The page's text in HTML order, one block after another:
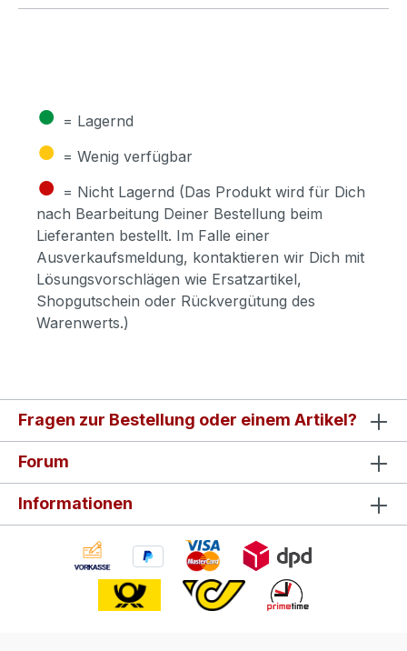
● = Lagernd
● = Wenig verfügbar
● = Nicht Lagernd (Das Produkt wird für Dich
nach Bearbeitung Deiner Bestellung beim
Lieferanten bestellt. Im Falle einer
Ausverkaufsmeldung, kontaktieren wir Dich mit
Lösungsvorschlägen wie Ersatzartikel,
Shopgutschein oder Rückvergütung des
Warenwerts.)
Fragen zur Bestellung oder einem Artikel?
Forum
Informationen